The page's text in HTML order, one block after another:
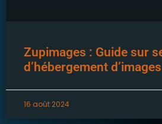
Zupimages : Guide sur
d’hébergement d’images
16 août 2024